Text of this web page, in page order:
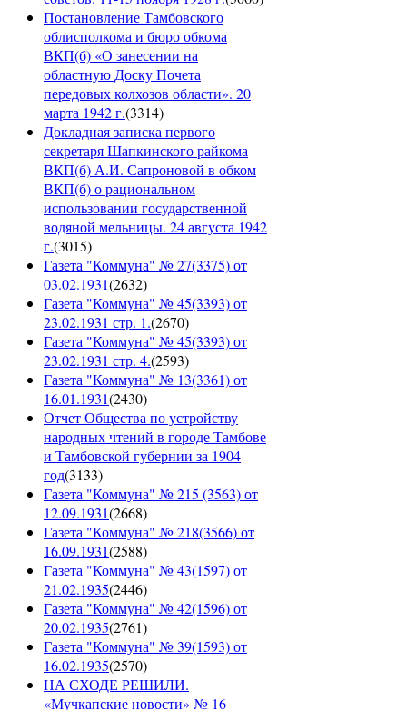
Постановление Тамбовского
облисполкома и бюро обкома
ВКП(б) «О занесении на
областную Доску Почета
передовых колхозов области». 20
марта 1942 г.(3314)
Докладная записка первого
секретаря Шапкинского райкома
ВКП(б) А.И. Сапроновой в обком
ВКП(б) о рациональном
использовании государственной
водяной мельницы. 24 августа 1942
г.(3015)
Газета "Коммуна" № 27(3375) от
03.02.1931(2632)
Газета "Коммуна" № 45(3393) от
23.02.1931 стр. 1.(2670)
Газета "Коммуна" № 45(3393) от
23.02.1931 стр. 4.(2593)
Газета "Коммуна" № 13(3361) от
16.01.1931(2430)
Отчет Общества по устройству
народных чтений в городе Тамбове
и Тамбовской губернии за 1904
год(3133)
Газета "Коммуна" № 215 (3563) от
12.09.1931(2668)
Газета "Коммуна" № 218(3566) от
16.09.1931(2588)
Газета "Коммуна" № 43(1597) от
21.02.1935(2446)
Газета "Коммуна" № 42(1596) от
20.02.1935(2761)
Газета "Коммуна" № 39(1593) от
16.02.1935(2570)
НА СХОДЕ РЕШИЛИ.
«Мучкапские новости» № 16